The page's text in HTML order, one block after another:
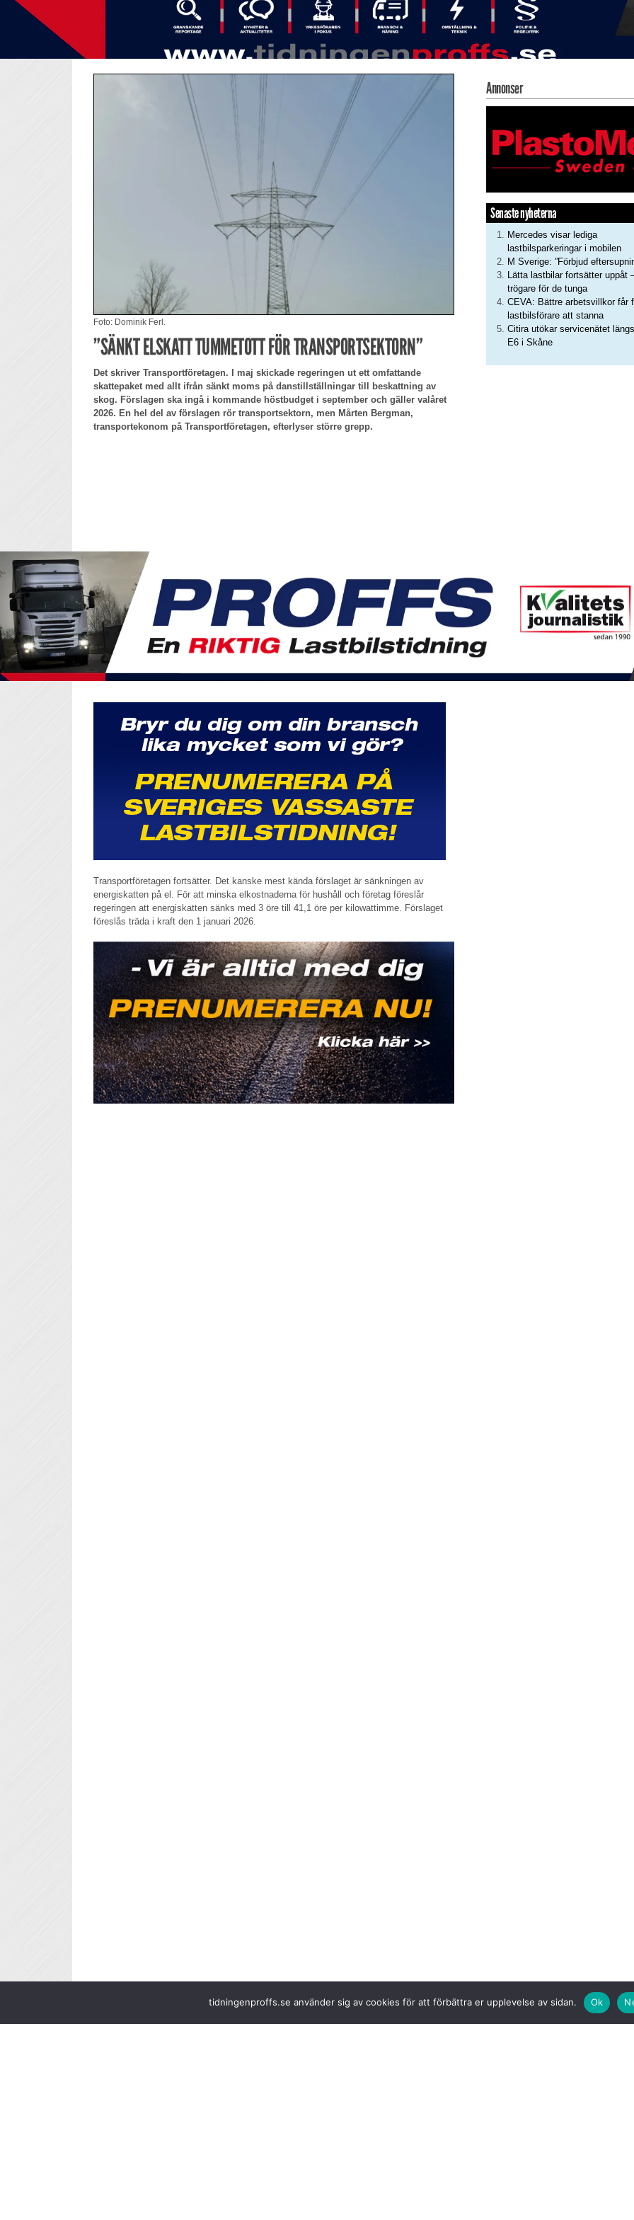
Foto: Dominik Ferl.
”SÄNKT ELSKATT TUMMETOTT FÖR TRANSPORTSEKTORN”
Det skriver Transportföretagen. I maj skickade regeringen ut ett omfattande
skattepaket med allt ifrån sänkt moms på danstillställningar till beskattning av
skog. Förslagen ska ingå i kommande höstbudget i september och gäller valåret
2026. En hel del av förslagen rör transportsektorn, men Mårten Bergman,
transportekonom på Transportföretagen, efterlyser större grepp.
Transportföretagen fortsätter. Det kanske mest kända förslaget är sänkningen av
energiskatten på el. För att minska elkostnaderna för hushåll och företag föreslår
regeringen att energiskatten sänks med 3 öre till 41,1 öre per kilowattimme. Förslaget
föreslås träda i kraft den 1 januari 2026.
Annonser
Senaste nyheterna
Mercedes visar lediga
lastbilsparkeringar i mobilen
M Sverige: ”Förbjud
Lätta lastbilar fortsätter uppåt
trögare för de tunga
CEVA: Bättre arbetsvillkor får
lastbilsförare att stanna
Citira utökar servicenätet längs
E6 i Skåne
tidningenproffs.se använder sig av cookies för att förbättra er upplevelse av sidan. Ok